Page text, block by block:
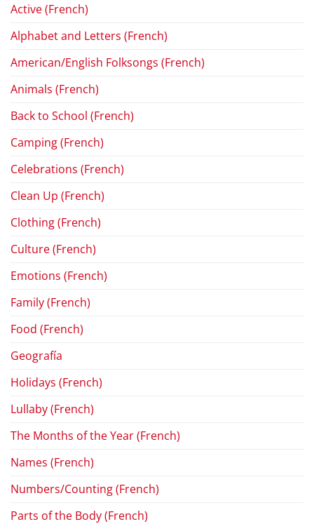
Active (French)
Alphabet and Letters (French)
American/English Folksongs (French)
Animals (French)
Back to School (French)
Camping (French)
Celebrations (French)
Clean Up (French)
Clothing (French)
Culture (French)
Emotions (French)
Family (French)
Food (French)
Geografía
Holidays (French)
Lullaby (French)
The Months of the Year (French)
Names (French)
Numbers/Counting (French)
Parts of the Body (French)